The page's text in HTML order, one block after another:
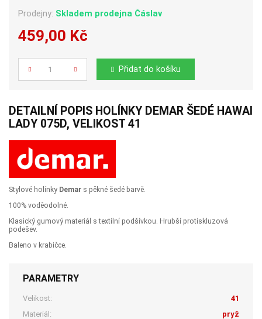
Prodejny: Skladem prodejna Čáslav
459,00 Kč
Počet
Přidat do košíku
DETAILNÍ POPIS HOLÍNKY DEMAR ŠEDÉ HAWAI
LADY 075D, VELIKOST 41
Stylové holínky Demar s pěkné šedé barvě.
100% voděodolné.
Klasický gumový materiál s textilní podšívkou. Hrubší protiskluzová
podešev.
Baleno v krabičce.
PARAMETRY
Velikost:
41
Materiál:
pryž